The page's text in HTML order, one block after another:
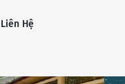
Liên Hệ